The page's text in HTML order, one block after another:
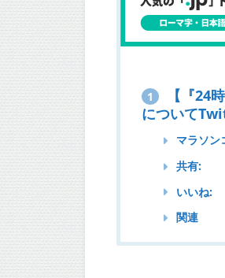
1
【『24
について
マラソン
共有:
いいね:
関連